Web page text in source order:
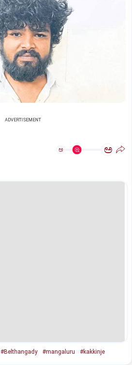
ADVERTISEMENT
ಅ ಅ
#Belthangady #mangaluru #kakkinje